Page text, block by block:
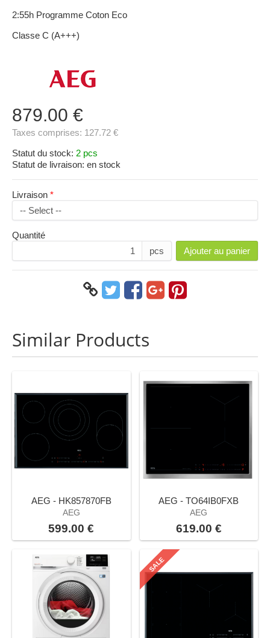
2:55h Programme Coton Eco
Classe C (A+++)
879.00 €
Taxes comprises: 127.72 €
Statut du stock: 2 pcs
Statut de livraison: en stock
Livraison
Quantité
pcs
Ajouter au panier
Similar Products
AEG - HK857870FB
AEG
599.00 €
AEG - TO64IB0FXB
AEG
619.00 €
SALE